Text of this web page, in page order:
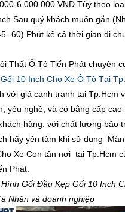
6.000.000 VNĐ Tùy theo
Sau quý khách muốn gắn
-60) Phút kể cả thời gian di
Thất Ô Tô Tiến Phát chuyên
10 Inch Cho Xe Ô Tô Tại
với giá cạnh tranh tại Tp.Hcm
yêu nghề, và có bằng cấp
hàng, với chất lượng bảo
hãy yên tâm khi sử dụng
Xe Con tận nơi tại Tp.Hcm
Phát.
Gối Đầu Kẹp Gối 10 Inch
Nhân và doanh nghiệp